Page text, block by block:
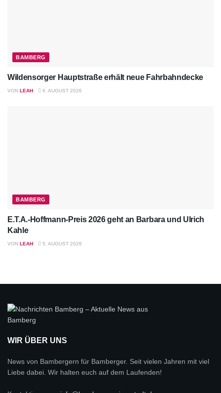
BAMBERG
Wildensorger Hauptstraße erhält neue Fahrbahndecke
VON LEAH 6. AUGUST 2026
BAMBERG
E.T.A.-Hoffmann-Preis 2026 geht an Barbara und Ulrich
Kahle
VON LEAH 5. AUGUST 2026
WIR ÜBER UNS
News von Bambergern für Bamberger. Seit vielen Jahren mit viel
Liebe dabei. Wir halten euch auf dem Laufenden!